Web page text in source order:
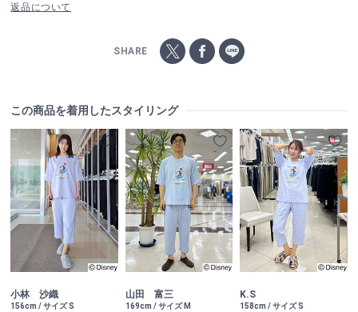
返品について
SHARE
この商品を着用したスタイリング
小林 沙織
156cm / サイズ S
山田 富三
169cm / サイズ M
K.S
158cm / サイズ S